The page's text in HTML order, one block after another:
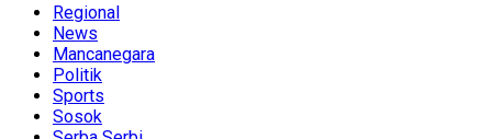
Regional
News
Mancanegara
Politik
Sports
Sosok